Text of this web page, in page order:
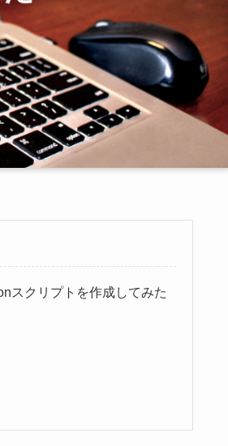
スクリプトを作成してみた